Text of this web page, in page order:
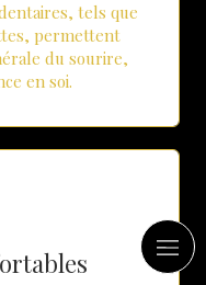
tels que
permettent
du sourire,
en soi.